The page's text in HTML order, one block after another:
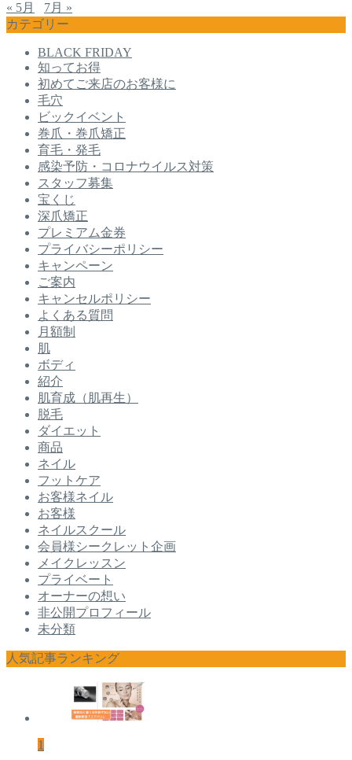
« 5月
7月 »
カテゴリー
BLACK FRIDAY
知ってお得
初めてご来店のお客様に
毛穴
ビックイベント
巻爪・巻爪矯正
育毛・発毛
感染予防・コロナウイルス対策
スタッフ募集
宝くじ
深爪矯正
プレミアム金券
プライバシーポリシー
キャンペーン
ご案内
キャンセルポリシー
よくある質問
月額制
肌
ボディ
紹介
肌育成（肌再生）
脱毛
ダイエット
商品
ネイル
フットケア
お客様ネイル
お客様
ネイルスクール
会員様シークレット企画
メイクレッスン
プライベート
オーナーの想い
非公開プロフィール
未分類
人気記事ランキング
1